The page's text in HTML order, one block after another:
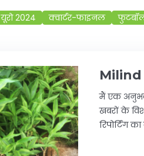
यूरो 2024 क्वार्टर-फाइनल
Milind
मैं एक
खबरों के
रिपोर्टिंग